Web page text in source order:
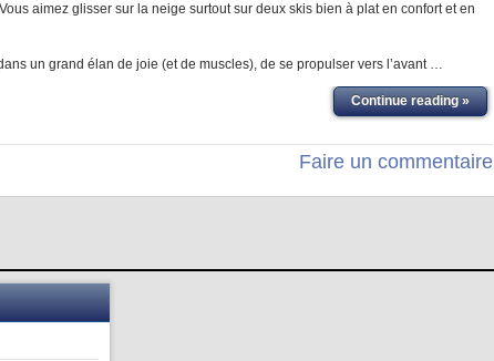
aimez glisser sur la neige surtout sur deux skis bien à plat en confort et en
un grand élan de joie (et de muscles), de se propulser vers l’avant …
Continue reading »
Faire un commentaire